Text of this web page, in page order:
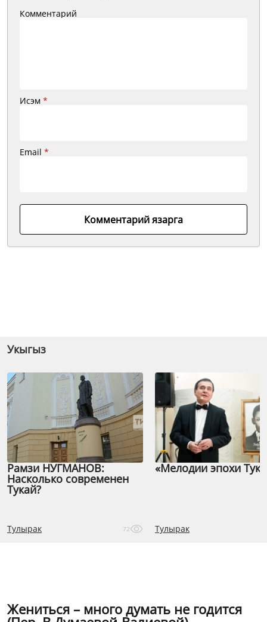
Комментарий
Исэм *
Email *
Комментарий язарга
Укыгыз
Рамзи НУГМАНОВ:
Насколько современен
Тукай?
Тулырак 72
«Мелодии эпохи
Тулырак
Жениться – много думать не годится